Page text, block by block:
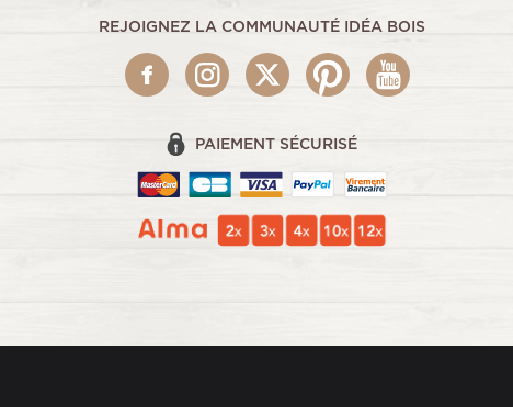
REJOIGNEZ LA COMMUNAUTÉ IDÉA BOIS
PAIEMENT SÉCURISÉ